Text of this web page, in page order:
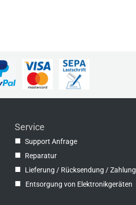
Service
■ Support Anfrage
■ Reparatur
■ Lieferung / Rücksendung / Zahlung
■ Entsorgung von Elektronikgeräten